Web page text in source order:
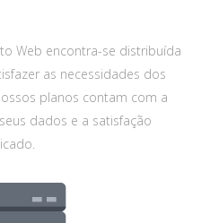
Web encontra-se distribuída
as necessidades dos
planos contam com a
dados e a satisfação